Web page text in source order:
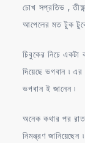
চোখ সপ্রতিভ ,
আপেলের মত টুক
চিবুকের নিচে একটা
দিয়েছে ভগবান ৷
ভগবান ই জানেন ৷
অনেক কথার পর
নিমন্ত্রণ